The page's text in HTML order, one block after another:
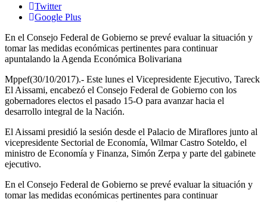
Twitter
Google Plus
En el Consejo Federal de Gobierno se prevé evaluar la situación y
tomar las medidas económicas pertinentes para continuar
apuntalando la Agenda Económica Bolivariana
Mppef(30/10/2017).- Este lunes el Vicepresidente Ejecutivo, Tareck
El Aissami, encabezó el Consejo Federal de Gobierno con los
gobernadores electos el pasado 15-O para avanzar hacia el
desarrollo integral de la Nación.
El Aissami presidió la sesión desde el Palacio de Miraflores junto al
vicepresidente Sectorial de Economía, Wilmar Castro Soteldo, el
ministro de Economía y Finanza, Simón Zerpa y parte del gabinete
ejecutivo.
En el Consejo Federal de Gobierno se prevé evaluar la situación y
tomar las medidas económicas pertinentes para continuar